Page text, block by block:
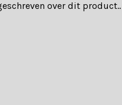
over dit product..